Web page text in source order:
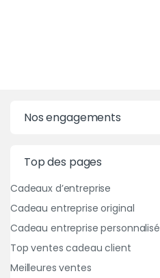
Nos engagements
Top des pages
Cadeaux d’entreprise
Cadeau entreprise original
Cadeau entreprise personnalisé
Top ventes cadeau client
Meilleures ventes